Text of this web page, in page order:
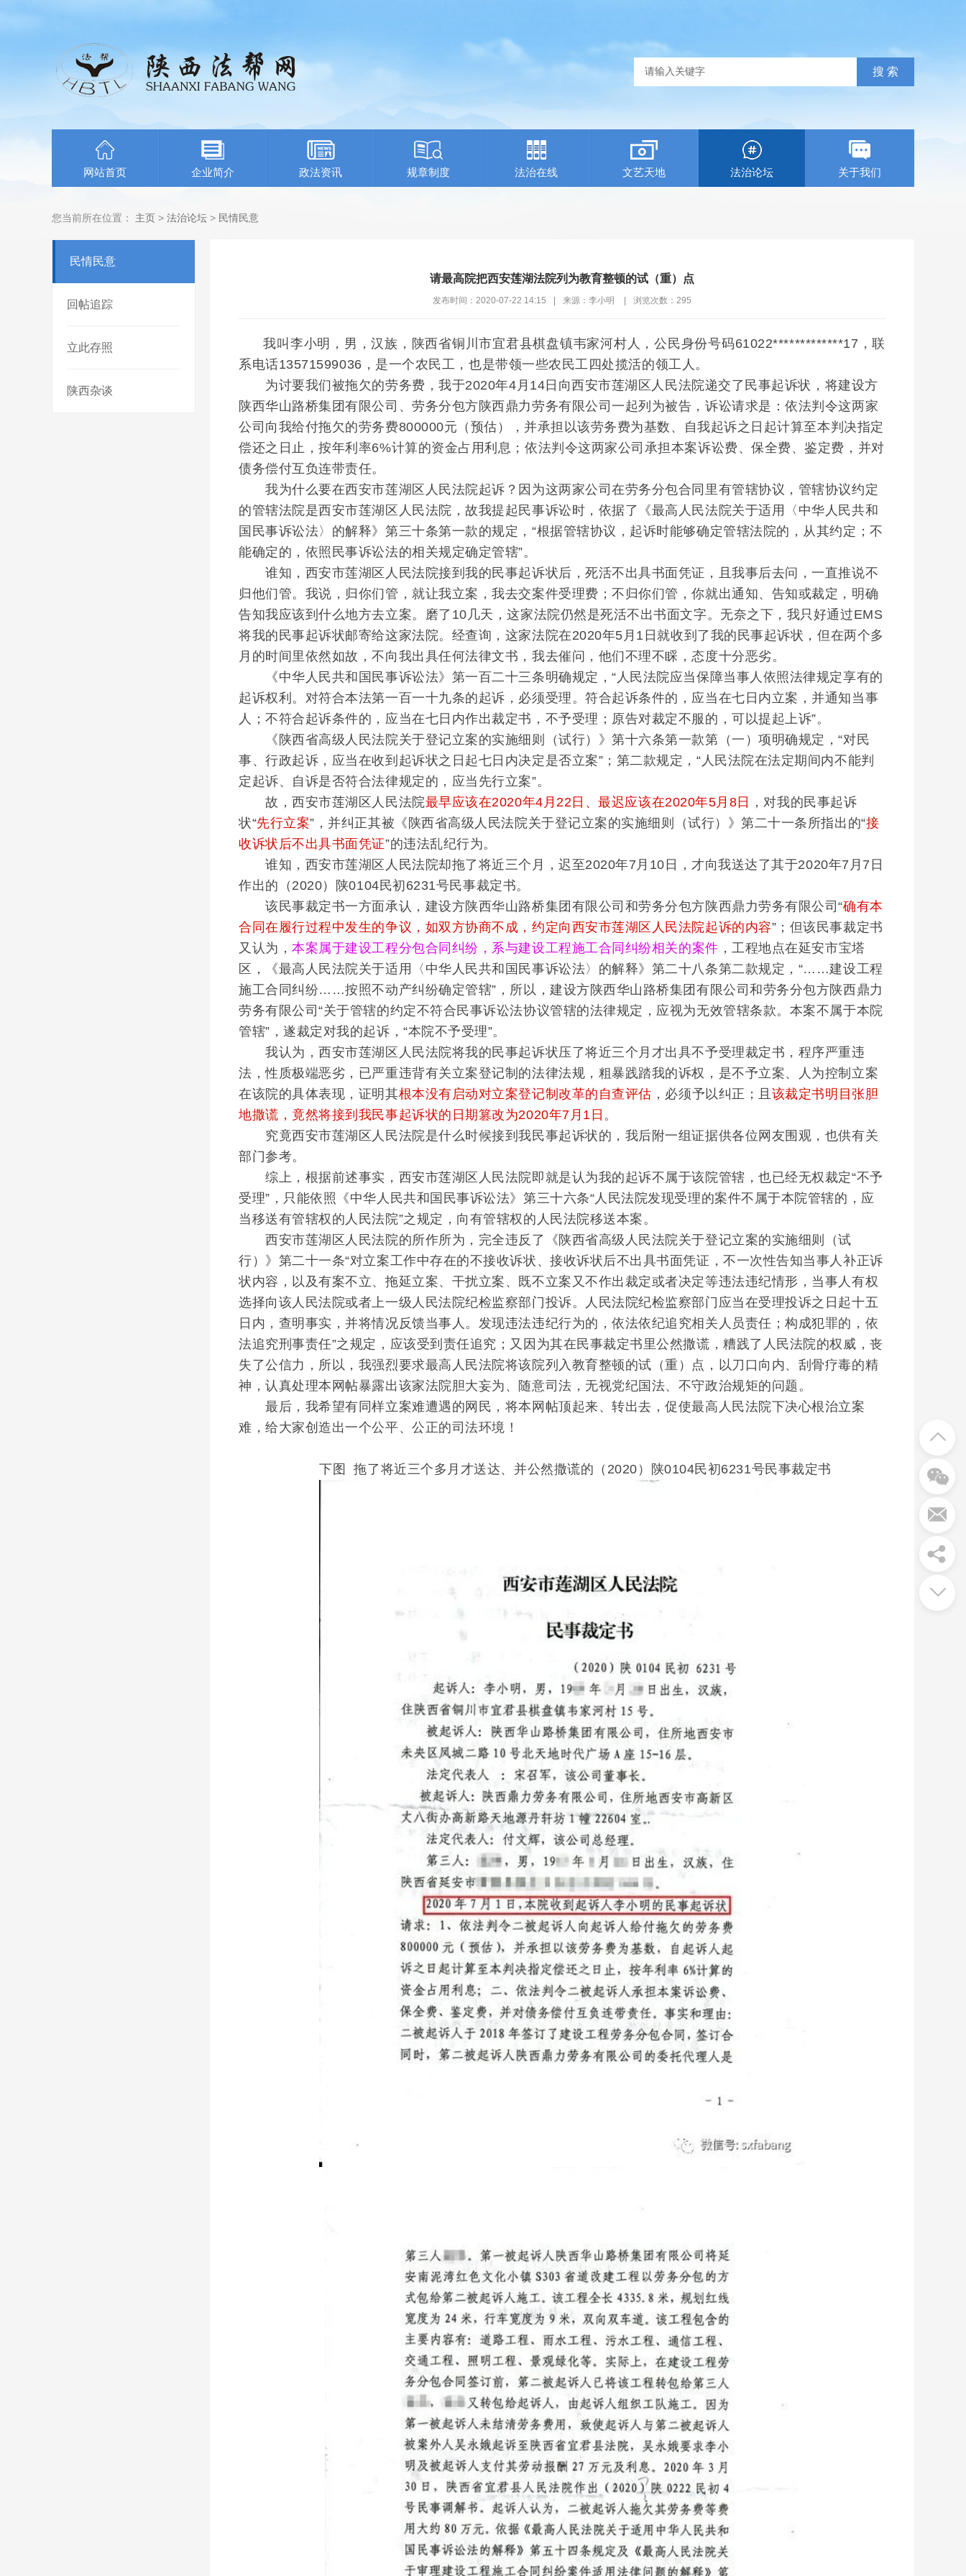
网站首页 企业简介 政法资讯 规章制度 法治在线 文艺天地 法治论坛 关于我们
您当前所在位置： 主页 > 法治论坛 > 民情民意
民情民意
回帖追踪
立此存照
陕西杂谈
请最高院把西安莲湖法院列为教育整顿的试（重）点
发布时间：2020-07-22 14:15 来源：李小明 浏览次数： 295
我叫李小明，男，汉族，陕西省铜川市宜君县棋盘镇韦家河村人，公民身份号码61022*************17，联
系电话13571599036，是一个农民工，也是带领一些农民工四处揽活的领工人。
为讨要我们被拖欠的劳务费，我于2020年4月14日向西安市莲湖区人民法院递交了民事起诉状，将建设方
陕西华山路桥集团有限公司、劳务分包方陕西鼎力劳务有限公司一起列为被告，诉讼请求是：依法判令这两家
公司向我给付拖欠的劳务费800000元（预估），并承担以该劳务费为基数、自我起诉之日起计算至本判决指定
偿还之日止，按年利率6%计算的资金占用利息；依法判令这两家公司承担本案诉讼费、保全费、鉴定费，并对
债务偿付互负连带责任。
我为什么要在西安市莲湖区人民法院起诉？因为这两家公司在劳务分包合同里有管辖协议，管辖协议约定
的管辖法院是西安市莲湖区人民法院，故我提起民事诉讼时，依据了《最高人民法院关于适用〈中华人民共和
国民事诉讼法〉的解释》第三十条第一款的规定，“根据管辖协议，起诉时能够确定管辖法院的，从其约定；不
能确定的，依照民事诉讼法的相关规定确定管辖”。
谁知，西安市莲湖区人民法院接到我的民事起诉状后，死活不出具书面凭证，且我事后去问，一直推说不
归他们管。我说，归你们管，就让我立案，我去交案件受理费；不归你们管，你就出通知、告知或裁定，明确
告知我应该到什么地方去立案。磨了10几天，这家法院仍然是死活不出书面文字。无奈之下，我只好通过EMS
将我的民事起诉状邮寄给这家法院。经查询，这家法院在2020年5月1日就收到了我的民事起诉状，但在两个多
月的时间里依然如故，不向我出具任何法律文书，我去催问，他们不理不睬，态度十分恶劣。
《中华人民共和国民事诉讼法》第一百二十三条明确规定，“人民法院应当保障当事人依照法律规定享有的
起诉权利。对符合本法第一百一十九条的起诉，必须受理。符合起诉条件的，应当在七日内立案，并通知当事
人；不符合起诉条件的，应当在七日内作出裁定书，不予受理；原告对裁定不服的，可以提起上诉”。
《陕西省高级人民法院关于登记立案的实施细则（试行）》第十六条第一款第（一）项明确规定，“对民
事、行政起诉，应当在收到起诉状之日起七日内决定是否立案”；第二款规定，“人民法院在法定期间内不能判
定起诉、自诉是否符合法律规定的，应当先行立案”。
故，西安市莲湖区人民法院最早应该在2020年4月22日、最迟应该在2020年5月8日
，对我的民事起诉
状“先行立案”，并纠正其被《陕西省高级人民法院关于登记立案的实施细则（试行）》第二十一条所指出的“接
收诉状后不出具书面凭证”的违法乱纪行为。
谁知，西安市莲湖区人民法院却拖了将近三个月，迟至2020年7月10日，才向我送达了其于2020年7月7日
作出的（2020）陕0104民初6231号民事裁定书。
该民事裁定书一方面承认，建设方陕西华山路桥集团有限公司和劳务分包方陕西鼎力劳务有限公司“确有本
合同在履行过程中发生的争议，如双方协商不成，约定向西安市莲湖区人民法院起诉的内容”；但该民事裁定书
又认为，本案属于建设工程分包合同纠纷，系与建设工程施工合同纠纷相关的案件 ，工程地点在延安市宝塔
区，《最高人民法院关于适用〈中华人民共和国民事诉讼法〉的解释》第二十八条第二款规定，“……建设工程
施工合同纠纷……按照不动产纠纷确定管辖”，所以，建设方陕西华山路桥集团有限公司和劳务分包方陕西鼎力
劳务有限公司“关于管辖的约定不符合民事诉讼法协议管辖的法律规定，应视为无效管辖条款。本案不属于本院
管辖”，遂裁定对我的起诉，“本院不予受理”。
我认为，西安市莲湖区人民法院将我的民事起诉状压了将近三个月才出具不予受理裁定书，程序严重违
法，性质极端恶劣，已严重违背有关立案登记制的法律法规，粗暴践踏我的诉权，是不予立案、人为控制立案
在该院的具体表现，证明其根本没有启动对立案登记制改革的自查评估 ，必须予以纠正；且 该裁定书明目张胆
地撒谎，竟然将接到我民事起诉状的日期篡改为2020年7月1日 。
究竟西安市莲湖区人民法院是什么时候接到我民事起诉状的，我后附一组证据供各位网友围观，也供有关
部门参考。
综上，根据前述事实，西安市莲湖区人民法院即就是认为我的起诉不属于该院管辖，也已经无权裁定“不予
受理”，只能依照《中华人民共和国民事诉讼法》第三十六条“人民法院发现受理的案件不属于本院管辖的，应
当移送有管辖权的人民法院”之规定，向有管辖权的人民法院移送本案。
西安市莲湖区人民法院的所作所为，完全违反了《陕西省高级人民法院关于登记立案的实施细则（试
行）》第二十一条“对立案工作中存在的不接收诉状、接收诉状后不出具书面凭证，不一次性告知当事人补正诉
状内容，以及有案不立、拖延立案、干扰立案、既不立案又不作出裁定或者决定等违法违纪情形，当事人有权
选择向该人民法院或者上一级人民法院纪检监察部门投诉。人民法院纪检监察部门应当在受理投诉之日起十五
日内，查明事实，并将情况反馈当事人。发现违法违纪行为的，依法依纪追究相关人员责任；构成犯罪的，依
法追究刑事责任”之规定，应该受到责任追究；又因为其在民事裁定书里公然撒谎，糟践了人民法院的权威，丧
失了公信力，所以，我强烈要求最高人民法院将该院列入教育整顿的试（重）点，以刀口向内、刮骨疗毒的精
神，认真处理本网帖暴露出该家法院胆大妄为、随意司法，无视党纪国法、不守政治规矩的问题。
最后，我希望有同样立案难遭遇的网民，将本网帖顶起来、转出去，促使最高人民法院下决心根治立案
难，给大家创造出一个公平、公正的司法环境！
下图 拖了将近三个多月才送达、并公然撒谎的（2020）陕0104民初6231号民事裁定书